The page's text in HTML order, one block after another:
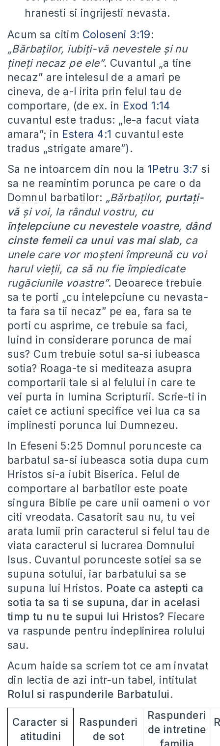
hranesti si ingrijesti nevasta.
Acum sa citim Coloseni 3:19:
„Bărbaţilor, iubiţi-vă nevestele şi nu
ţineţi necaz pe ele”. Cuvantul „a tine
necaz” are intelesul de a amari pe
cineva, de a-l irita prin felul tau de
comportare, (de ex. in Exod 1:14
cuvantul este tradus: „le-a facut viata
amara”; in Estera 4:1 cuvantul este
tradus „strigate amare”).
Sa ne intoarcem din nou la 1Petru 3:7 si
sa ne reamintim porunca pe care o da
Domnul barbatilor: „Bărbaţilor, purtaţi-
vă şi voi, la rândul vostru, cu
înţelepciune cu nevestele voastre, dând
cinste femeii ca unui vas mai slab, ca
unele care vor moşteni împreună cu voi
harul vieţii, ca să nu fie împiedicate
rugăciunile voastre”. Deoarece trebuie
sa te porti „cu intelepciune cu nevasta-
ta fara sa tii necaz” pe ea, fara sa te
porti cu asprime, ce trebuie sa faci,
luind in considerare porunca de mai
sus? Cum trebuie sotul sa-si iubeasca
sotia? Roaga-te si mediteaza asupra
comportarii tale si al felului in care te
vei purta in lumina Scripturii. Scrie-ti in
caiet ce actiuni specifice vei lua ca sa
implinesti porunca lui Dumnezeu.
In Efeseni 5:25 Domnul porunceste ca
barbatul sa-si iubeasca sotia dupa cum
Hristos si-a iubit Biserica. Felul de
comportare al barbatilor este poate
singura Biblie pe care unii oameni o vor
citi vreodata. Casatorit sau nu, tu vei
arata lumii prin caracterul si felul tau de
viata caracterul si lucrarea Domnului
Isus. Cuvantul porunceste sotiei sa se
supuna sotului, iar barbatului sa se
supuna lui Hristos. Poate ca astepti ca
sotia ta sa ti se supuna, dar in acelasi
timp tu nu te supui lui Hristos? Fiecare
va raspunde pentru indeplinirea rolului
sau.
Acum haide sa scriem tot ce am invatat
din lectia de azi intr-un tabel, intitulat
Rolul si raspunderile Barbatului.
Caracter si
atitudini
Raspunderi
de sot
Raspunderi
de intretine